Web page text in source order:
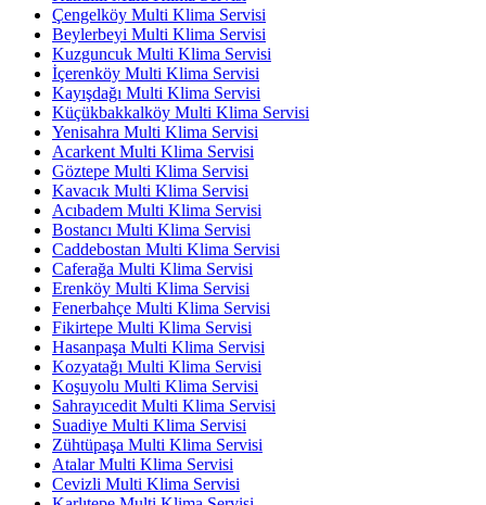
Çengelköy Multi Klima Servisi
Beylerbeyi Multi Klima Servisi
Kuzguncuk Multi Klima Servisi
İçerenköy Multi Klima Servisi
Kayışdağı Multi Klima Servisi
Küçükbakkalköy Multi Klima Servisi
Yenisahra Multi Klima Servisi
Acarkent Multi Klima Servisi
Göztepe Multi Klima Servisi
Kavacık Multi Klima Servisi
Acıbadem Multi Klima Servisi
Bostancı Multi Klima Servisi
Caddebostan Multi Klima Servisi
Caferağa Multi Klima Servisi
Erenköy Multi Klima Servisi
Fenerbahçe Multi Klima Servisi
Fikirtepe Multi Klima Servisi
Hasanpaşa Multi Klima Servisi
Kozyatağı Multi Klima Servisi
Koşuyolu Multi Klima Servisi
Sahrayıcedit Multi Klima Servisi
Suadiye Multi Klima Servisi
Zühtüpaşa Multi Klima Servisi
Atalar Multi Klima Servisi
Cevizli Multi Klima Servisi